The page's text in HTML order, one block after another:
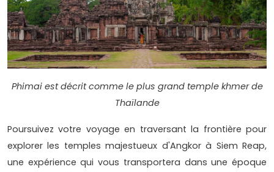
Phimai est décrit comme le plus grand temple khmer de
Thaïlande
Poursuivez votre voyage en traversant la frontière pour
explorer les temples majestueux d'Angkor à Siem Reap,
une expérience qui vous transportera dans une époque